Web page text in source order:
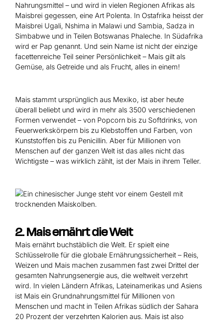
Nahrungsmittel – und wird in vielen Regionen Afrikas als
Maisbrei gegessen, eine Art Polenta. In Ostafrika heisst der
Maisbrei Ugali, Nshima in Malawi und Sambia, Sadza in
Simbabwe und in Teilen Botswanas Phaleche. In Südafrika
wird er Pap genannt. Und sein Name ist nicht der einzige
facettenreiche Teil seiner Persönlichkeit – Mais gilt als
Gemüse, als Getreide und als Frucht, alles in einem!
Mais stammt ursprünglich aus Mexiko, ist aber heute
überall beliebt und wird in mehr als 3500 verschiedenen
Formen verwendet – von Popcorn bis zu Softdrinks, von
Feuerwerkskörpern bis zu Klebstoffen und Farben, von
Kunststoffen bis zu Penicillin. Aber für Millionen von
Menschen auf der ganzen Welt ist das alles nicht das
Wichtigste – was wirklich zählt, ist der Mais in ihrem Teller.
2. Mais ernährt die Welt
Mais ernährt buchstäblich die Welt. Er spielt eine
Schlüsselrolle für die globale Ernährungssicherheit – Reis,
Weizen und Mais machen zusammen fast zwei Drittel der
gesamten Nahrungsenergie aus, die weltweit verzehrt
wird. In vielen Ländern Afrikas, Lateinamerikas und Asiens
ist Mais ein Grundnahrungsmittel für Millionen von
Menschen und macht in Teilen Afrikas südlich der Sahara
20 Prozent der verzehrten Kalorien aus. Mais ist also